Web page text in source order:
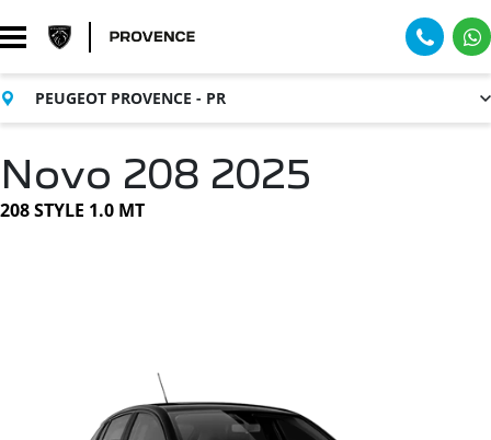
PEUGEOT PROVENCE - PR
Novo 208 2025
208 STYLE 1.0 MT